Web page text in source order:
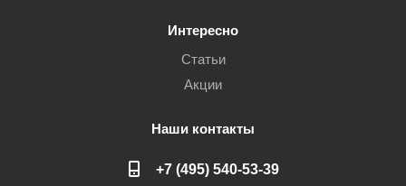
Интересно
Статьи
Акции
Наши контакты
+7 (495) 540-53-39